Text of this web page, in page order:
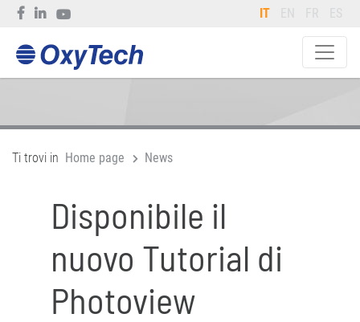
IT EN FR ES
Ti trovi in Home page News
Disponibile il
nuovo Tutorial di
Photoview